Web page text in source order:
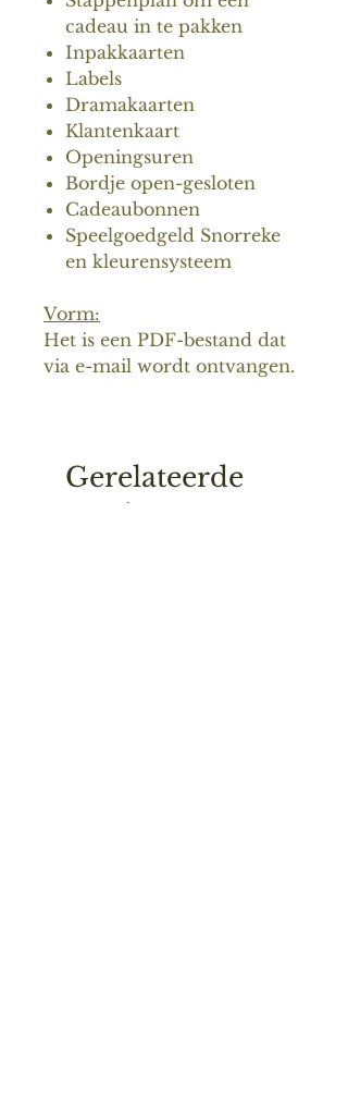
cadeau in te pakken
Inpakkaarten
Labels
Dramakaarten
Klantenkaart
Openingsuren
Bordje open-gesloten
Cadeaubonnen
Speelgoedgeld Snorreke
en kleurensysteem
Vorm:
Het is een PDF-bestand dat
via e-mail wordt ontvangen.
Gerelateerde